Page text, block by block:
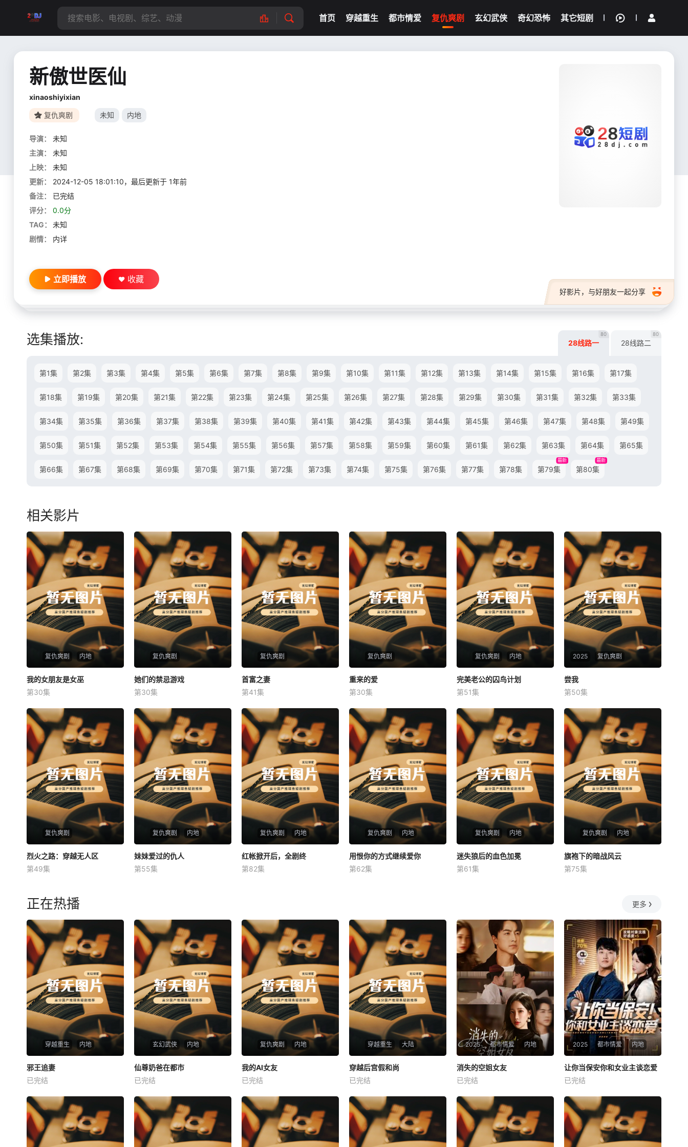
首页 穿越重生 都市情爱 复仇爽剧 玄幻武侠 奇幻恐怖 其它短剧
我的观影记录
新傲世医仙
xinaoshiyixian
复仇爽剧 未知 内地
导演：
未知
主演：
未知
上映：
未知
更新：
2024-12-05 18:01:10，最后更新于 1年前
备注：
已完结
评分：
0.0分
TAG：
未知
剧情：
内详
好影片，与好朋友一起分享
立即播放 收藏
选集播放: 28线路一
80
28线路二
80
第1集 第2集 第3集 第4集 第5集 第6集 第7集 第8集 第9集 第10集 第11集 第12集 第13集 第14集 第15集 第16集 第17集
第18集 第19集 第20集 第21集 第22集 第23集 第24集 第25集 第26集 第27集 第28集 第29集 第30集 第31集 第32集 第33集
第34集 第35集 第36集 第37集 第38集 第39集 第40集 第41集 第42集 第43集 第44集 第45集 第46集 第47集 第48集 第49集
第50集 第51集 第52集 第53集 第54集 第55集 第56集 第57集 第58集 第59集 第60集 第61集 第62集 第63集 第64集 第65集
第66集 第67集 第68集 第69集 第70集 第71集 第72集 第73集 第74集 第75集 第76集 第77集 第78集 第79集
最新
第80集
最新
相关影片
复仇爽剧 内地
我的女朋友是女巫
未知
我的女朋友是女巫
第30集
复仇爽剧
她们的禁忌游戏
未知
她们的禁忌游戏
第30集
复仇爽剧
首富之妻
未知
首富之妻
第41集
复仇爽剧
重来的爱
未知
重来的爱
第30集
复仇爽剧 内地
完美老公的囚鸟计划
未知
完美老公的囚鸟计划
第51集
2025 复仇爽剧
尝我
未知
尝我
第50集
复仇爽剧
烈火之路：穿越无人区
未知
烈火之路：穿越无人区
第49集
复仇爽剧 内地
妹妹爱过的仇人
未知
妹妹爱过的仇人
第55集
复仇爽剧 内地
红帐掀开后，全剧终
未知
红帐掀开后，全剧终
第82集
复仇爽剧 内地
用恨你的方式继续爱你
未知
用恨你的方式继续爱你
第62集
复仇爽剧 内地
迷失狼后的血色加冕
未知
迷失狼后的血色加冕
第61集
复仇爽剧 内地
旗袍下的暗战风云
未知
旗袍下的暗战风云
第75集
正在热播 更多
穿越重生 内地
邪王追妻
未知
邪王追妻
已完结
玄幻武侠 内地
仙尊奶爸在都市
未知
仙尊奶爸在都市
已完结
复仇爽剧 内地
我的AI女友
未知
我的AI女友
已完结
穿越重生 大陆
穿越后宫假和尚
未知
穿越后宫假和尚
已完结
2025 都市情爱 内地
消失的空姐女友
未知
消失的空姐女友
已完结
2025 都市情爱 内地
未知
让你当保安你和女业主谈恋爱
已完结